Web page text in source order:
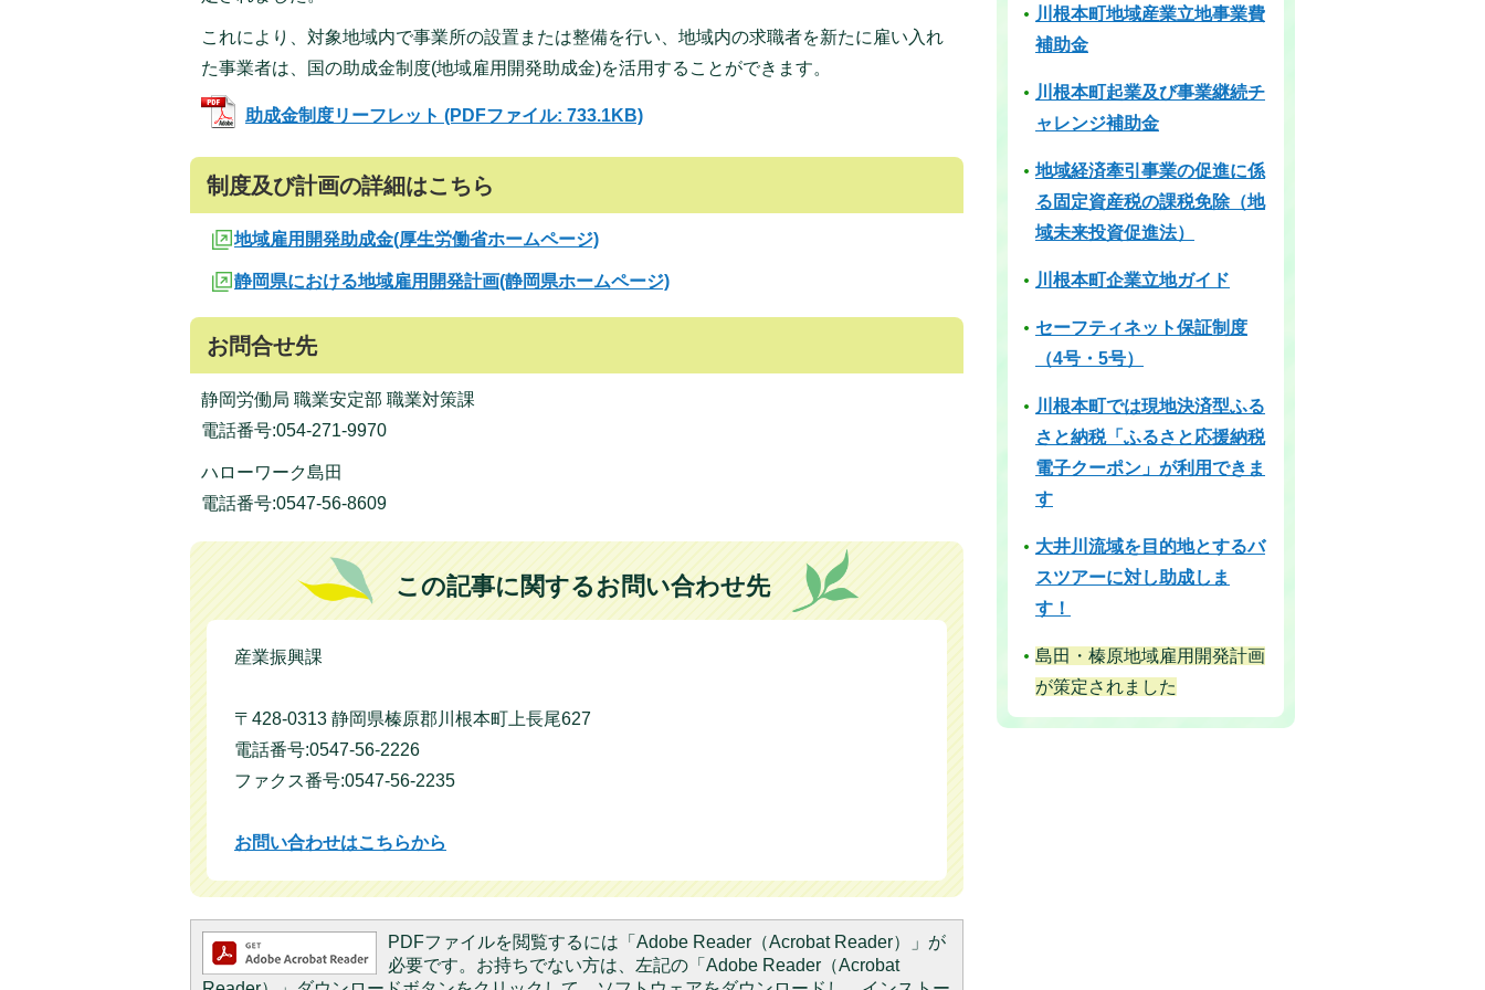
これにより、対象地域内で事業所の設置または整備を行い、地域内の求職者を新たに雇い入れ
た事業者は、国の助成金制度(地域雇用開発助成金)を活用することができます。
助成金制度リーフレット (PDFファイル: 733.1KB)
制度及び計画の詳細はこちら
地域雇用開発助成金(厚生労働省ホームページ)
静岡県における地域雇用開発計画(静岡県ホームページ)
お問合せ先
静岡労働局 職業安定部 職業対策課
電話番号:054-271-9970
ハローワーク島田
電話番号:0547-56-8609
この記事に関するお問い合わせ先
産業振興課
〒428-0313 静岡県榛原郡川根本町上長尾627
電話番号:0547-56-2226
ファクス番号:0547-56-2235
お問い合わせはこちらから
PDFファイルを閲覧するには「Adobe Reader（Acrobat Reader）」が
必要です。お持ちでない方は、左記の「Adobe Reader（Acrobat
川根本町地域産業立地事業費
補助金
川根本町起業及び事業継続チ
ャレンジ補助金
地域経済牽引事業の促進に係
る固定資産税の課税免除（地
域未来投資促進法）
川根本町企業立地ガイド
セーフティネット保証制度
（4号・5号）
川根本町では現地決済型ふる
さと納税「ふるさと応援納税
電子クーポン」が利用できま
す
大井川流域を目的地とするバ
スツアーに対し助成しま
す！
島田・榛原地域雇用開発計画
が策定されました